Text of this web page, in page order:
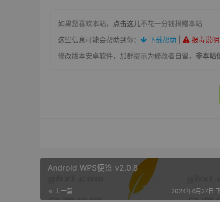
如果您喜欢本站， 点击这儿不花一分钱捐赠本站
这些信息可能会帮助到你：
下载帮助 报毒说明
修改版本安卓软件，加群提示为修改者自留， 非本站
Android WPS便签 v2.0.8
上一篇 2024年6月27日